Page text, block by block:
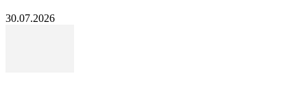
30.07.2026